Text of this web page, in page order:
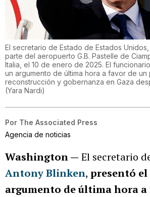
El secretario de Estado de Estados
parte del aeropuerto G.B. Pastelle de
Italia, el 10 de enero de 2025. El
un argumento de última hora a favor de un
reconstrucción y gobernanza en Gaza
(Yara Nardi)
Por The Associated Press
Agencia de noticias
Washington — El secretario
Antony Blinken, presentó
argumento de última hora a